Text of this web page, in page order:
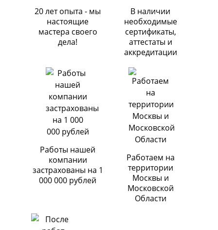
20 лет опыта - мы
настоящие
мастера своего
дела!
В наличии
необходимые
сертификаты,
аттестаты и
аккредитации
Работы нашей
компании
застрахованы на 1
000 000 рублей
Работаем на
территории
Москвы и
Московской
Области